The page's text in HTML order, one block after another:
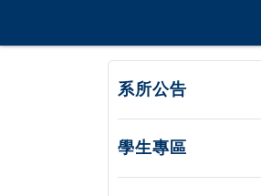
系所公告
學生專區